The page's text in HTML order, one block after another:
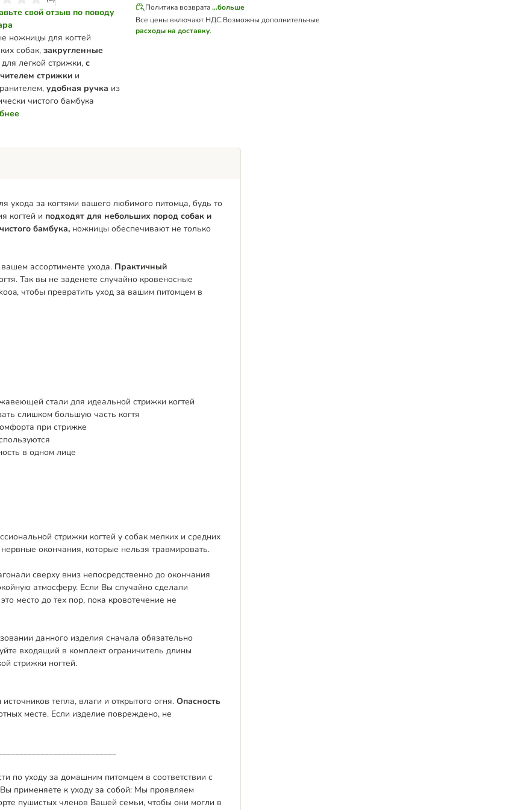
свой отзыв по поводу
ножницы для когтей
собак, закругленные
для легкой стрижки, с
стрижки и
удобная ручка из
чистого бамбука
Политика возврата...больше
Все цены включают НДС.Возможны дополнительные
расходы на доставку.
ухода за когтями вашего любимого питомца, будь то
когтей и подходят для небольших пород собак и
бамбука, ножницы обеспечивают не только
ассортименте ухода. Практичный
Так вы не заденете случайно кровеносные
чтобы превратить уход за вашим питомцем в
стали для идеальной стрижки когтей
слишком большую часть когтя
при стрижке
в одном лице
стрижки когтей у собак мелких и средних
окончания, которые нельзя травмировать.
сверху вниз непосредственно до окончания
атмосферу. Если Вы случайно сделали
место до тех пор, пока кровотечение не
данного изделия сначала обязательно
входящий в комплект ограничитель длины
стрижки ногтей.
тепла, влаги и открытого огня. Опасность
месте. Если изделие повреждено, не
по уходу за домашним питомцем в соответствии с
применяете к уходу за собой: Мы проявляем
пушистых членов Вашей семьи, чтобы они могли в